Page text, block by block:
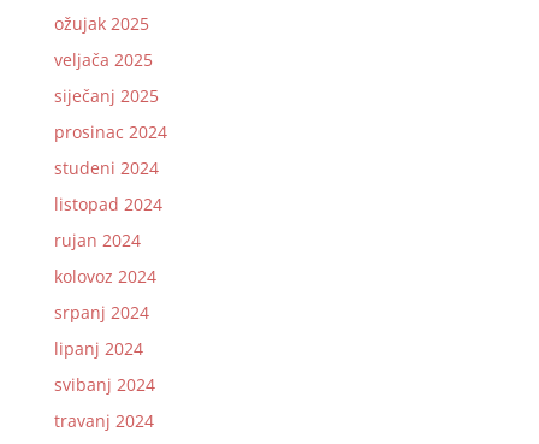
ožujak 2025
veljača 2025
siječanj 2025
prosinac 2024
studeni 2024
listopad 2024
rujan 2024
kolovoz 2024
srpanj 2024
lipanj 2024
svibanj 2024
travanj 2024